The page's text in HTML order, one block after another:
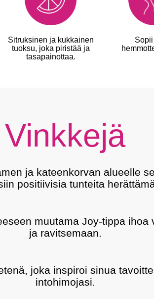
Sitruksinen ja kukkainen
tuoksu, joka piristää ja
tasapainottaa.
Vinkkejä
ja kateenkorvan alueelle
positiivisia tunteita
muutama Joy-tippa ihoa
ja ravitsemaan.
joka inspiroi sinua
intohimojasi.